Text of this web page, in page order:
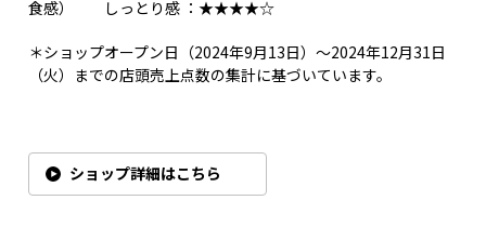
食感） しっとり感 ：★★★★☆
＊ショップオープン日（2024年9月13日）～2024年12月31日
（火）までの店頭売上点数の集計に基づいています。
ショップ詳細はこちら